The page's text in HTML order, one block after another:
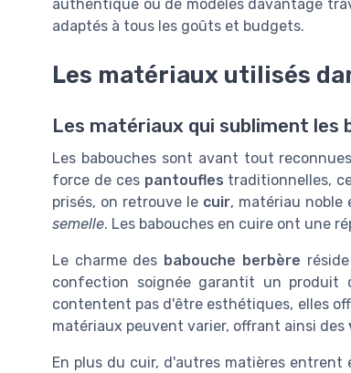
authentique ou de modèles davantage
adaptés à tous les goûts et budgets.
Les matériaux utilisés
Les matériaux qui subliment les
Les babouches sont avant tout
force de ces pantoufles traditionnelles,
prisés, on retrouve le cuir, matériau noble
semelle. Les babouches en cuire ont une
Le charme des babouche berbère
confection soignée garantit un produit
contentent pas d'être esthétiques, elles
matériaux peuvent varier, offrant ainsi des
En plus du cuir, d'autres matières entrent